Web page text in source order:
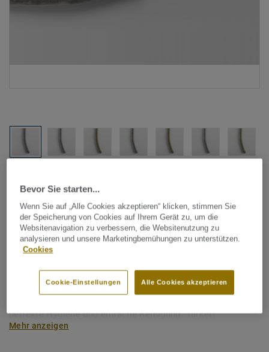
Tarkett Zubehör Komplettsortiment|Schweißschnüre
Schweißschnur für PVC-Böden
- Multicolour YELLOW 0077
Schweißschnüre werden zur thermischen Verschweißung
zweier PVC-Bahnen verwendet und sorgen für eine
perfekte Hygiene und einfache Reinigung. Tarkett
Schweißschnüre sind erhältlich in den Varianten Uni und
Mehr anzeigen
Bevor Sie starten...
Wenn Sie auf „Alle Cookies akzeptieren“ klicken, stimmen Sie
der Speicherung von Cookies auf Ihrem Gerät zu, um die
Websitenavigation zu verbessern, die Websitenutzung zu
analysieren und unsere Marketingbemühungen zu unterstützen.
Cookies
Alle Cookies akzeptieren
Cookie-Einstellungen